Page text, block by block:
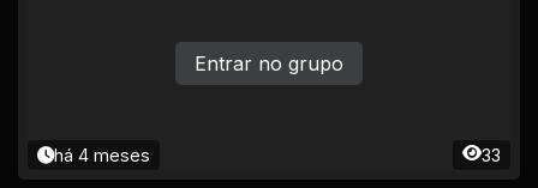
há 4 meses 33
Entrar no grupo